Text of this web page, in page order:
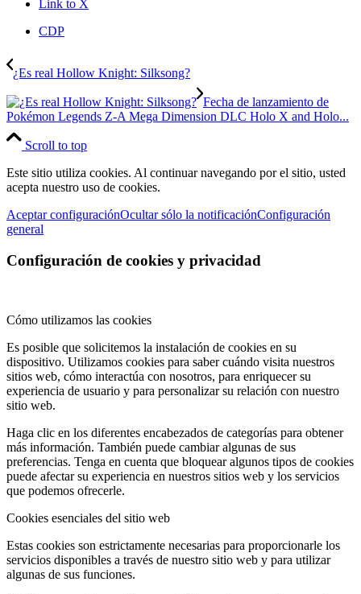
Link to X
CDP
¿Es real Hollow Knight: Silksong?
Fecha de lanzamiento de
Pokémon Legends Z-A Mega Dimension DLC Holo X and Holo...
Scroll to top
Este sitio utiliza cookies. Al continuar navegando por el sitio, usted
acepta nuestro uso de cookies.
Aceptar configuraciónOcultar sólo la notificaciónConfiguración
general
Configuración de cookies y privacidad
Cómo utilizamos las cookies
Es posible que solicitemos la instalación de cookies en su
dispositivo. Utilizamos cookies para saber cuándo visita nuestros
sitios web, cómo interactúa con nosotros, para enriquecer su
experiencia de usuario y para personalizar su relación con nuestro
sitio web.
Haga clic en los diferentes encabezados de categorías para obtener
más información. También puede cambiar algunas de sus
preferencias. Tenga en cuenta que bloquear algunos tipos de cookies
puede afectar su experiencia en nuestros sitios web y los servicios
que podemos ofrecerle.
Cookies esenciales del sitio web
Estas cookies son estrictamente necesarias para proporcionarle los
servicios disponibles a través de nuestro sitio web y para utilizar
algunas de sus funciones.